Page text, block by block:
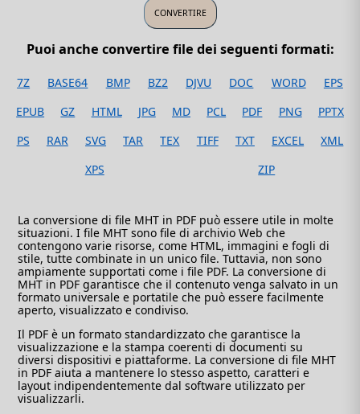
Puoi anche convertire file dei seguenti formati:
7Z BASE64 BMP BZ2 DJVU DOC WORD
EPS
EPUB
GZ HTML JPG MD PCL PDF PNG
PPTX
PS
RAR SVG TAR TEX TIFF TXT EXCEL
XML
XPS
ZIP
La conversione di file MHT in PDF può essere utile in molte
situazioni. I file MHT sono file di archivio Web che
contengono varie risorse, come HTML, immagini e fogli di
stile, tutte combinate in un unico file. Tuttavia, non sono
ampiamente supportati come i file PDF. La conversione di
MHT in PDF garantisce che il contenuto venga salvato in un
formato universale e portatile che può essere facilmente
aperto, visualizzato e condiviso.
Il PDF è un formato standardizzato che garantisce la
visualizzazione e la stampa coerenti di documenti su
diversi dispositivi e piattaforme. La conversione di file MHT
in PDF aiuta a mantenere lo stesso aspetto, caratteri e
layout indipendentemente dal software utilizzato per
visualizzarli.